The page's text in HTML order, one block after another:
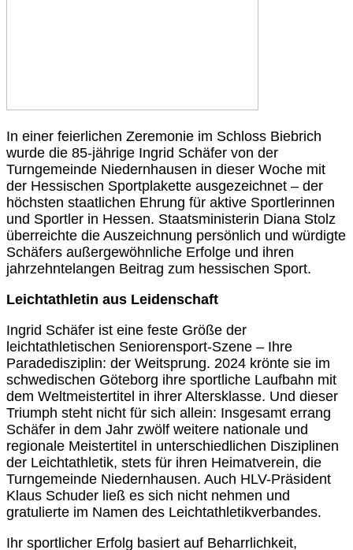
In einer feierlichen Zeremonie im Schloss Biebrich
wurde die 85-jährige Ingrid Schäfer von der
Turngemeinde Niedernhausen in dieser Woche mit
der Hessischen Sportplakette ausgezeichnet – der
höchsten staatlichen Ehrung für aktive Sportlerinnen
und Sportler in Hessen. Staatsministerin Diana Stolz
überreichte die Auszeichnung persönlich und würdigte
Schäfers außergewöhnliche Erfolge und ihren
jahrzehntelangen Beitrag zum hessischen Sport.
Leichtathletin aus Leidenschaft
Ingrid Schäfer ist eine feste Größe der
leichtathletischen Seniorensport-Szene – Ihre
Paradedisziplin: der Weitsprung. 2024 krönte sie im
schwedischen Göteborg ihre sportliche Laufbahn mit
dem Weltmeistertitel in ihrer Altersklasse. Und dieser
Triumph steht nicht für sich allein: Insgesamt errang
Schäfer in dem Jahr zwölf weitere nationale und
regionale Meistertitel in unterschiedlichen Disziplinen
der Leichtathletik, stets für ihren Heimatverein, die
Turngemeinde Niedernhausen. Auch HLV-Präsident
Klaus Schuder ließ es sich nicht nehmen und
gratulierte im Namen des Leichtathletikverbandes.
Ihr sportlicher Erfolg basiert auf Beharrlichkeit,